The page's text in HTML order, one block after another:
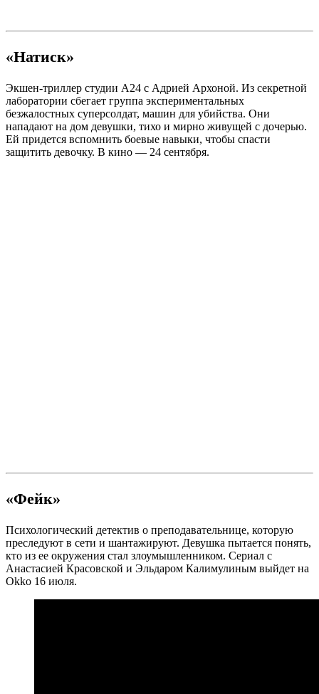
«Натиск»
Экшен-триллер студии А24 с Адрией Архоной. Из секретной
лаборатории сбегает группа экспериментальных
безжалостных суперсолдат, машин для убийства. Они
нападают на дом девушки, тихо и мирно живущей с дочерью.
Ей придется вспомнить боевые навыки, чтобы спасти
защитить девочку. В кино — 24 сентября.
«Фейк»
Психологический детектив о преподавательнице, которую
преследуют в сети и шантажируют. Девушка пытается понять,
кто из ее окружения стал злоумышленником. Сериал с
Анастасией Красовской и Эльдаром Калимулиным выйдет на
Okko 16 июля.